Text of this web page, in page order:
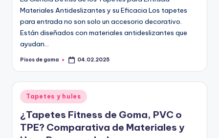
Materiales Antideslizantes y su Eficacia Los tapetes
para entrada no son solo un accesorio decorativo.
Están diseñados con materiales antideslizantes que
ayudan…
Publicado
Pisos de goma 04.02.2025
Publicado
en
Tapetes y hules
¿Tapetes Fitness de Goma, PVC o
TPE? Comparativa de Materiales y